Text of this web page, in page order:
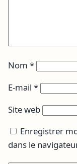
Nom *
E-mail *
Site web
Enregistrer
dans le